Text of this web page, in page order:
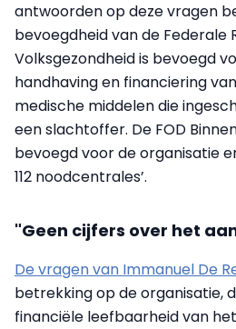
antwoorden op deze vragen
bevoegdheid van de Federale
Volksgezondheid is bevoegd
handhaving en financiering
medische middelen die
een slachtoffer. De FOD
bevoegd voor de organisatie
112 noodcentrales’.
"Geen cijfers over het
De vragen van Immanuel De
betrekking op de organisatie,
financiële leefbaarheid van